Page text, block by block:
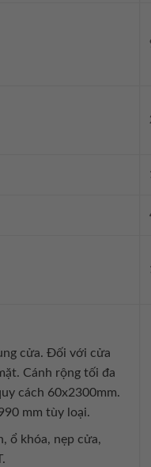
cửa. Đối với cửa
Cánh rộng tối đa
cách 60x2300mm.
mm tùy loại.
ổ khóa, nẹp cửa,